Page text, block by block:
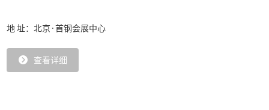
地 址：北京·首钢会展中心
查看详细